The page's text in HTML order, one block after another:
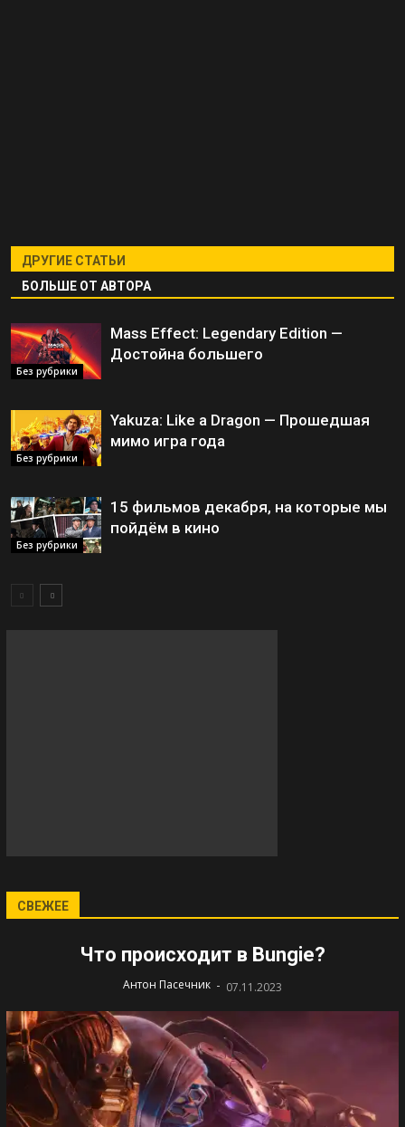
ДРУГИЕ СТАТЬИ
БОЛЬШЕ ОТ АВТОРА
Без рубрики
Mass Effect: Legendary Edition —
Достойна большего
Без рубрики
Yakuza: Like a Dragon — Прошедшая
мимо игра года
Без рубрики
15 фильмов декабря, на которые мы
пойдём в кино
СВЕЖЕЕ
Что происходит в Bungie?
Антон Пасечник - 07.11.2023